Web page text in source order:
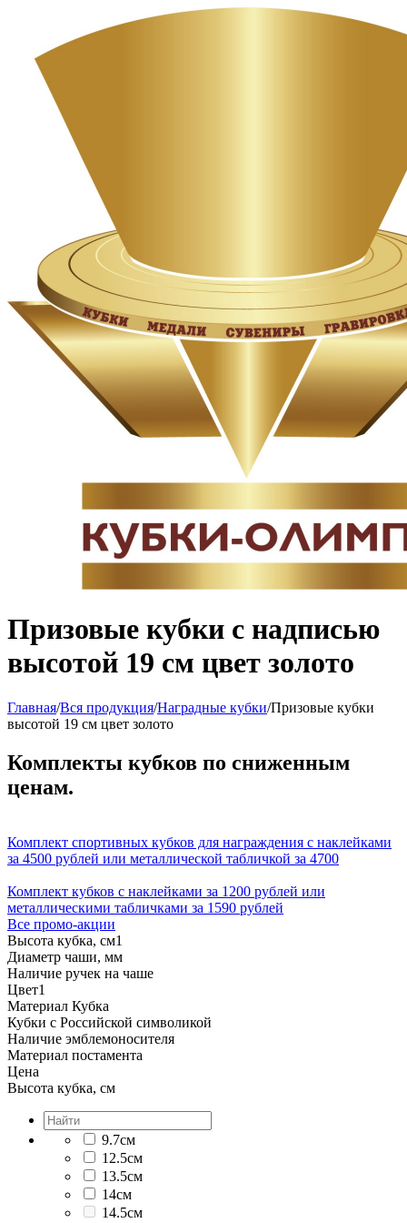
Призовые кубки с надписью
высотой 19 см цвет золото
Главная/Вся продукция/Наградные кубки/Призовые кубки
высотой 19 см цвет золото
Комплекты кубков по сниженным
ценам.
Комплект спортивных кубков для награждения с наклейками
за 4500 рублей или металлической табличкой за 4700
Комплект кубков с наклейками за 1200 рублей или
металлическими табличками за 1590 рублей
Все промо-акции
Высота кубка, см1
Диаметр чаши, мм
Наличие ручек на чаше
Цвет1
Материал Кубка
Кубки с Российской символикой
Наличие эмблемоносителя
Материал постамента
Цена
Высота кубка, см
9.7см
12.5см
13.5см
14см
14.5см